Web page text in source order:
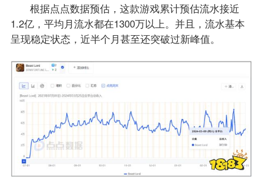
根据点点数据预估，这款游戏累计预估流水接近
1.2亿，平均月流水都在1300万以上。并且，流水基本
呈现稳定状态，近半个月甚至还突破过新峰值。